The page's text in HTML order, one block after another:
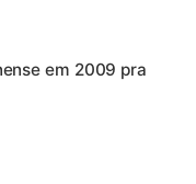
em 2009 pra